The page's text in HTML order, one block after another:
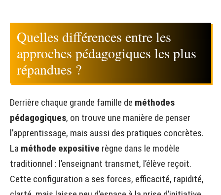
Quelles différences entre les
approches pédagogiques les plus
répandues ?
Derrière chaque grande famille de méthodes
pédagogiques, on trouve une manière de penser
l’apprentissage, mais aussi des pratiques concrètes.
La méthode expositive règne dans le modèle
traditionnel : l’enseignant transmet, l’élève reçoit.
Cette configuration a ses forces, efficacité, rapidité,